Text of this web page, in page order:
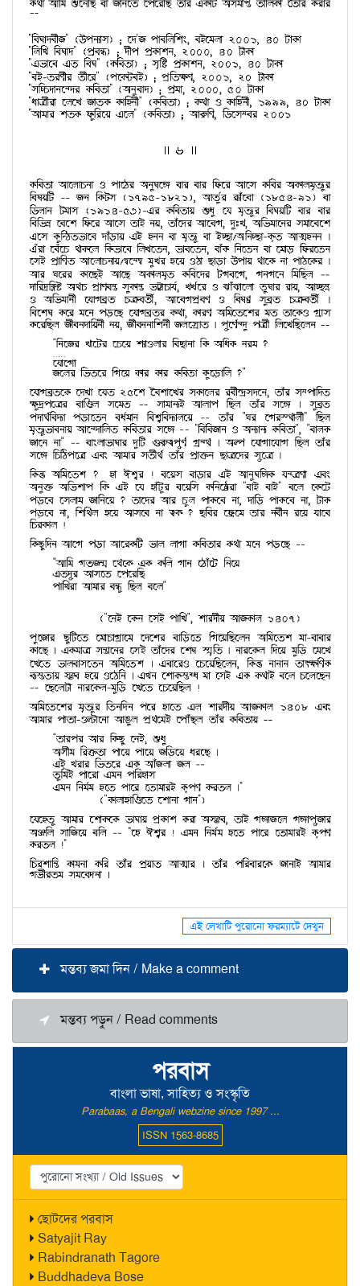
পরবাস
বাংলা ভাষা, সাহিত্য ও সংস্কৃতি
Parabaas, a Bengali webzine since 1997 ...
ISSN 1563-8685
ছোটদের পরবাস
Satyajit Ray
Rabindranath Tagore
Buddhadeva Bose
এই লেখাটি পুরোনো ফরম্যাটে দেখুন
মন্তব্য জমা দিন / Make a comment
মন্তব্য পড়ুন / Read comments